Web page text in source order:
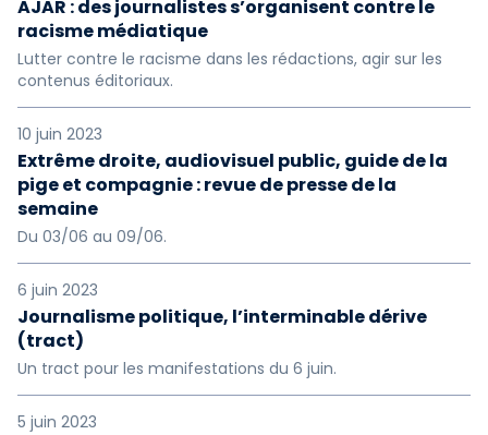
AJAR : des journalistes s’organisent contre le
racisme médiatique
Lutter contre le racisme dans les rédactions, agir sur les
contenus éditoriaux.
10 juin 2023
Extrême droite, audiovisuel public, guide de la
pige et compagnie : revue de presse de la
semaine
Du 03/06 au 09/06.
6 juin 2023
Journalisme politique, l’interminable dérive
(tract)
Un tract pour les manifestations du 6 juin.
5 juin 2023